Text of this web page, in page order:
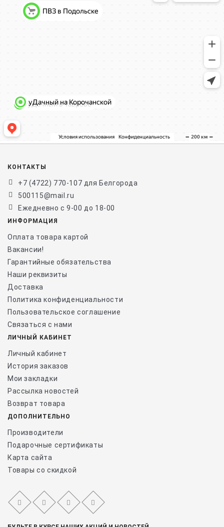
КОНТАКТЫ
+7 (4722) 770-107 для Белгорода
500115@mail.ru
Ежедневно с 9-00 до 18-00
ИНФОРМАЦИЯ
Оплата товара картой
Вакансии!
Гарантийные обязательства
Наши реквизиты
Доставка
Политика конфиденциальности
Пользовательское соглашение
Связаться с нами
ЛИЧНЫЙ КАБИНЕТ
Личный кабинет
История заказов
Мои закладки
Рассылка новостей
Возврат товара
ДОПОЛНИТЕЛЬНО
Производители
Подарочные сертификаты
Карта сайта
Товары со скидкой